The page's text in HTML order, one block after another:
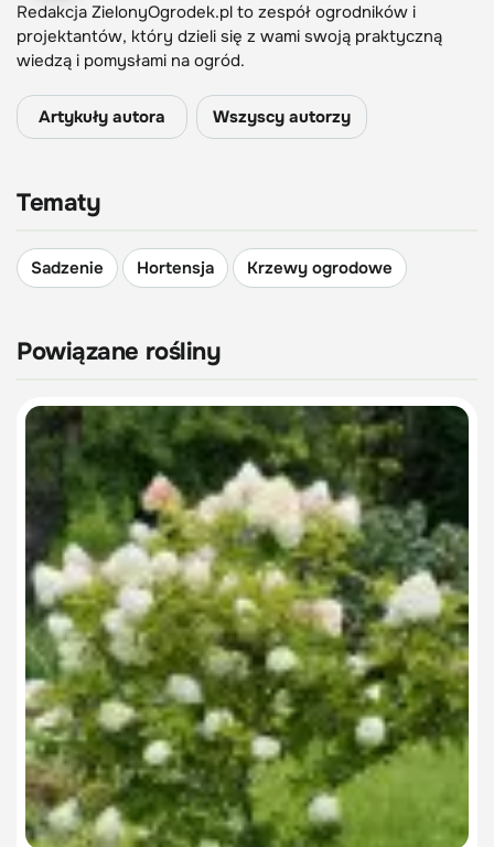
Redakcja ZielonyOgrodek.pl to zespół ogrodników i
projektantów, który dzieli się z wami swoją praktyczną
wiedzą i pomysłami na ogród.
Artykuły autora Wszyscy autorzy
Tematy
Sadzenie Hortensja Krzewy ogrodowe
Powiązane rośliny